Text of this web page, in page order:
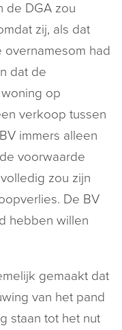
de DGA zou
zij, als dat
had
dat de
op
verkoop tussen
immers alleen
voorwaarde
zou zijn
De BV
hebben willen
gemaakt dat
van het pand
staan tot het nut